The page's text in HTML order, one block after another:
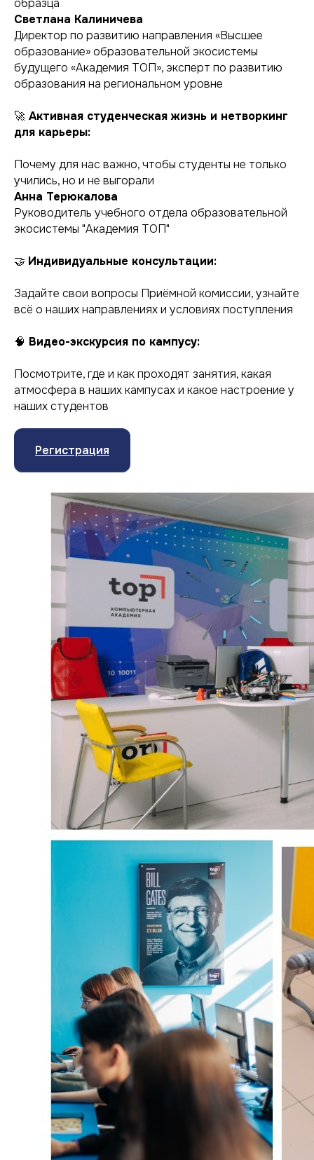
образца
Светлана Калиничева
Директор по развитию направления «Высшее
образование» образовательной экосистемы
будущего «Академия ТОП», эксперт по развитию
образования на региональном уровне
🚀 Активная студенческая жизнь и нетворкинг
для карьеры:
Почему для нас важно, чтобы студенты не только
учились, но и не выгорали
Анна Терюкалова
Руководитель учебного отдела образовательной
экосистемы "Академия ТОП"
🤝 Индивидуальные консультации:
Задайте свои вопросы Приёмной комиссии, узнайте
всё о наших направлениях и условиях поступления
🧠 Видео-экскурсия по кампусу:
Посмотрите, где и как проходят занятия, какая
атмосфера в наших кампусах и какое настроение у
наших студентов
Регистрация